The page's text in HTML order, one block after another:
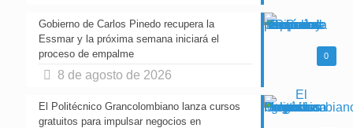
0
Gobierno de Carlos Pinedo recupera la
Essmar y la próxima semana iniciará el
proceso de empalme
8 de agosto de 2026
El Politécnico Grancolombiano lanza cursos
gratuitos para impulsar negocios en